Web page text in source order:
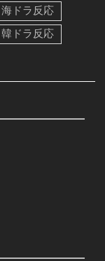
海ドラ反応
韓ドラ反応